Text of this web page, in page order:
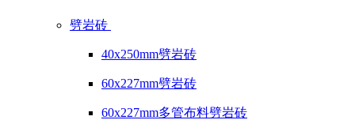
劈岩砖
40x250mm劈岩砖
60x227mm劈岩砖
60x227mm多管布料劈岩砖